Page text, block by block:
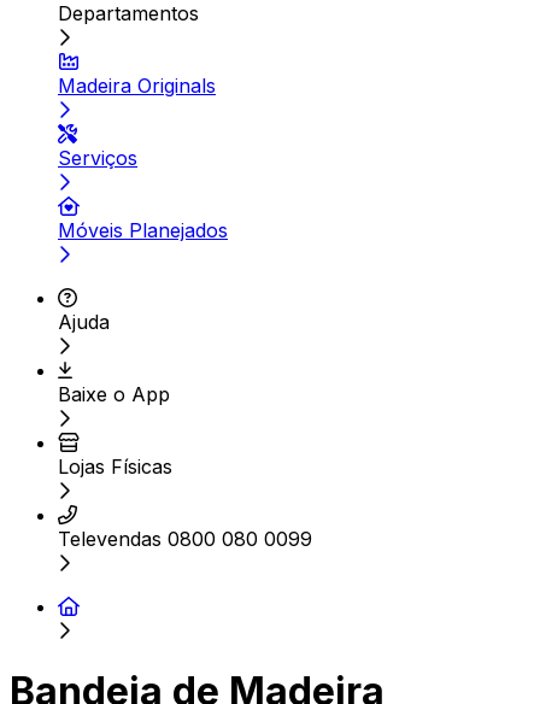
Departamentos
Madeira Originals
Serviços
Móveis Planejados
Ajuda
Baixe o App
Lojas Físicas
Televendas 0800 080 0099
Bandeja de Madeira